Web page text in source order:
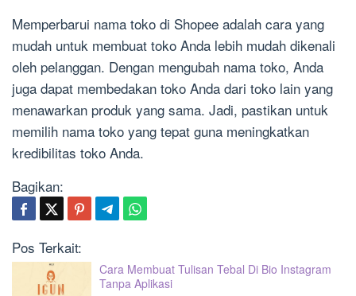
Memperbarui nama toko di Shopee adalah cara yang
mudah untuk membuat toko Anda lebih mudah dikenali
oleh pelanggan. Dengan mengubah nama toko, Anda
juga dapat membedakan toko Anda dari toko lain yang
menawarkan produk yang sama. Jadi, pastikan untuk
memilih nama toko yang tepat guna meningkatkan
kredibilitas toko Anda.
Bagikan:
Pos Terkait:
Cara Membuat Tulisan Tebal Di Bio Instagram
Tanpa Aplikasi